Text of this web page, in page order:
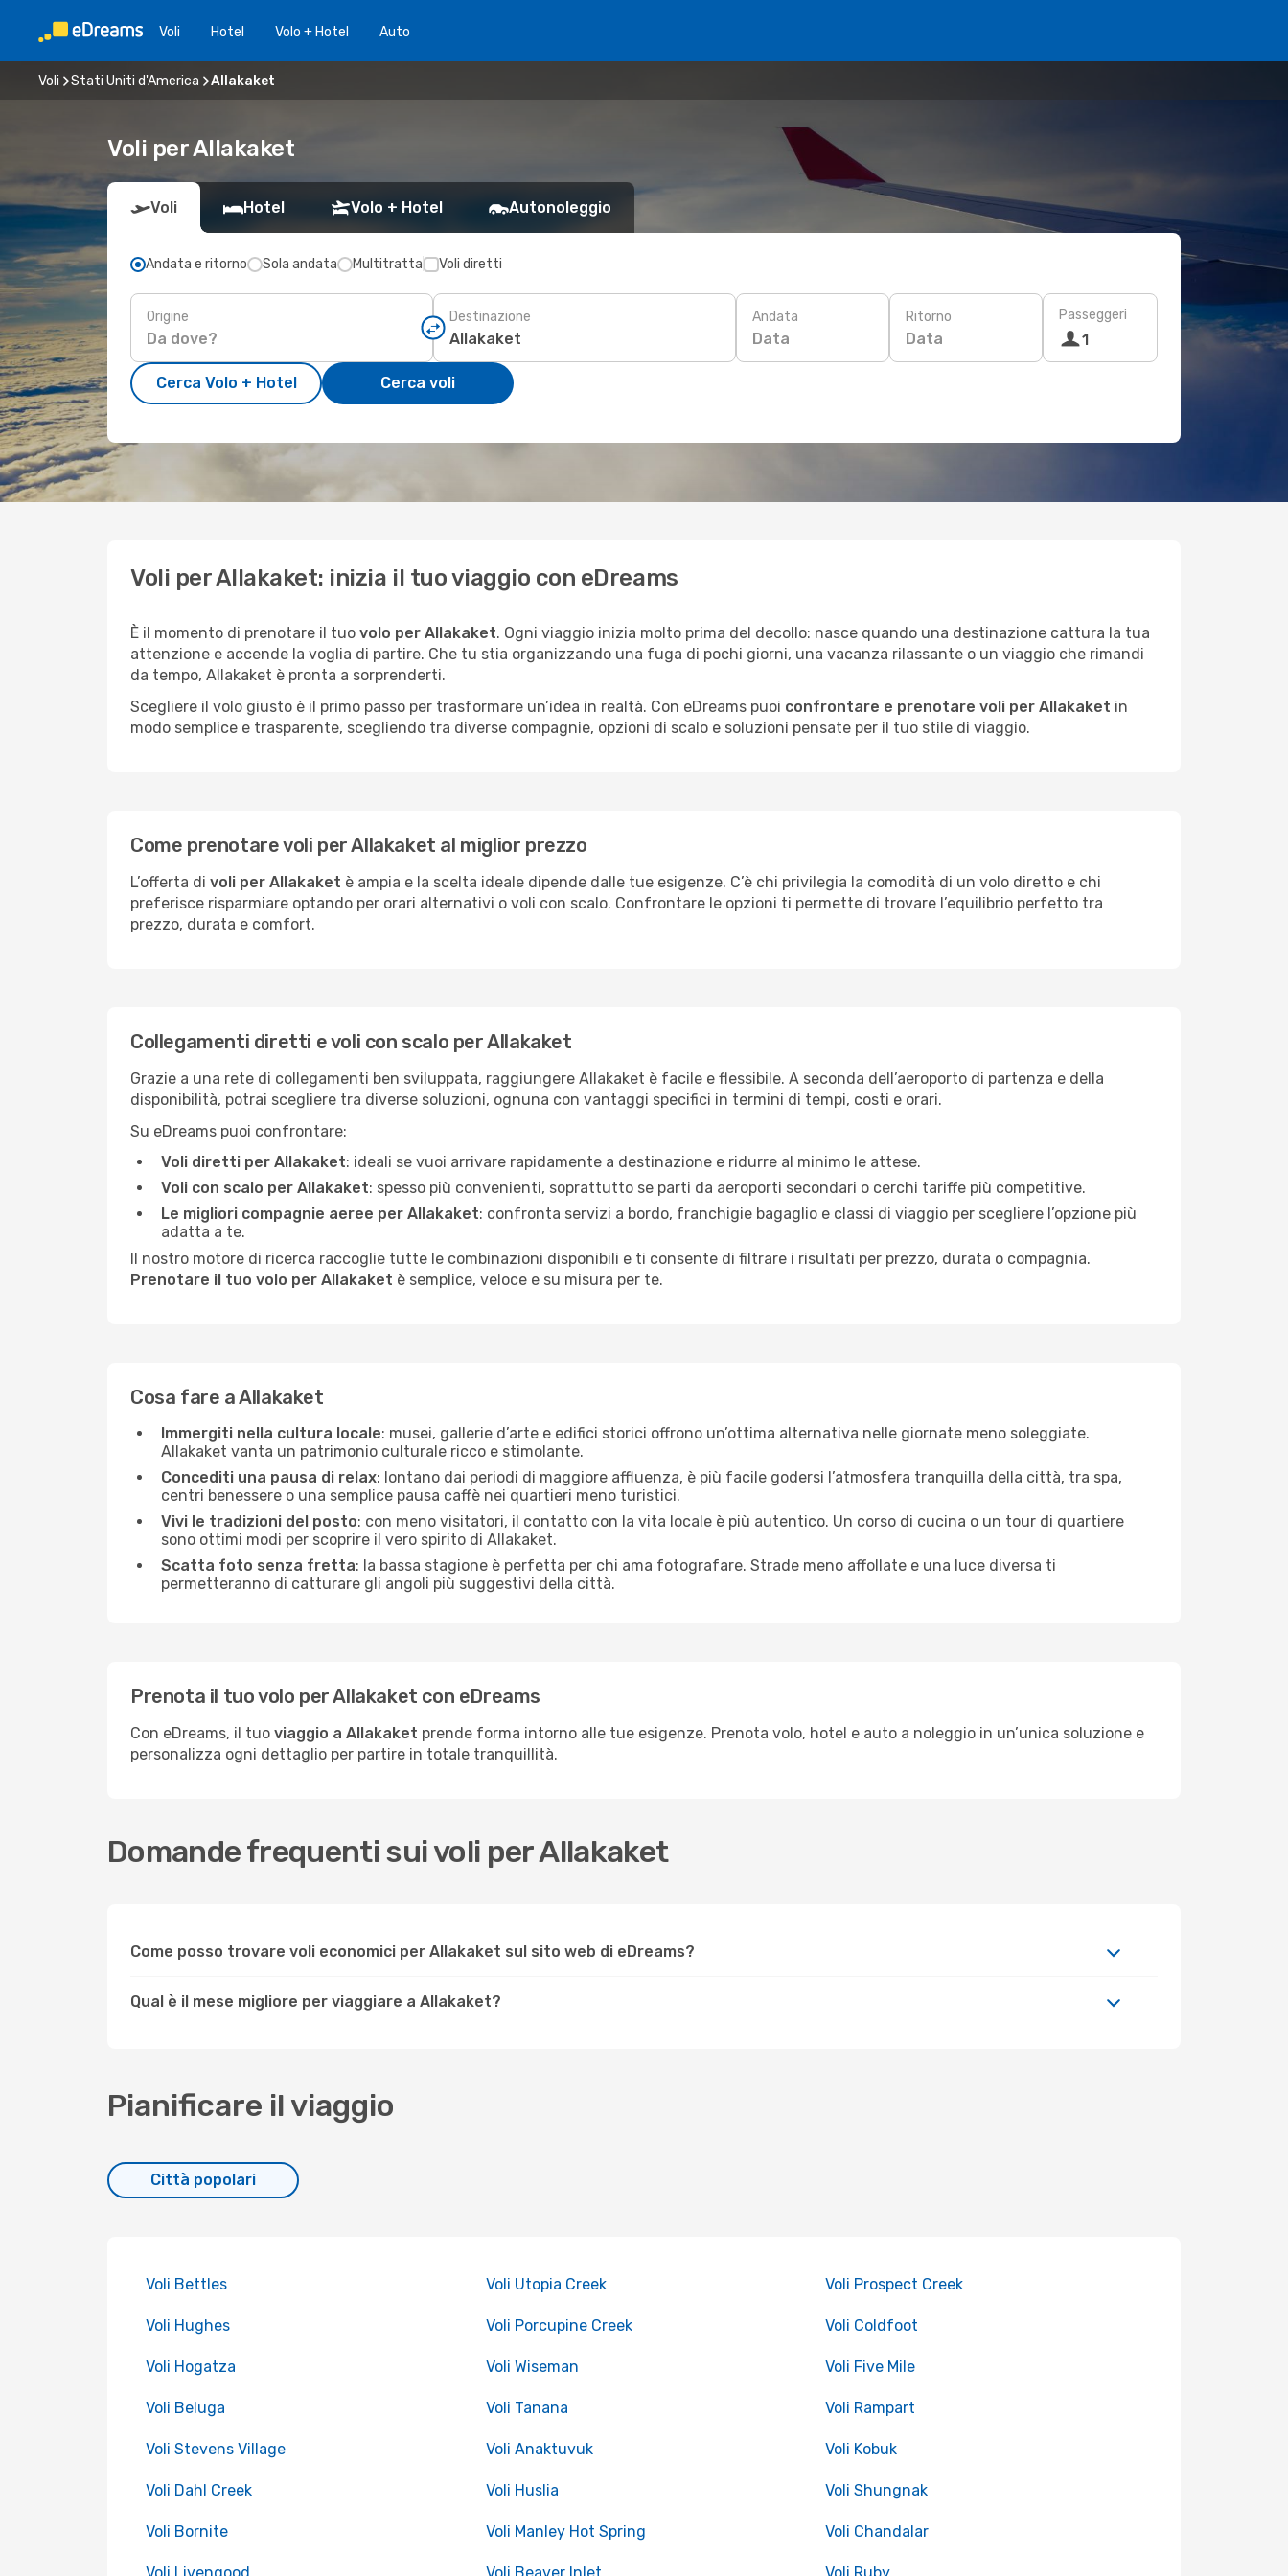
Voli Hotel Volo + Hotel Auto
Voli Stati Uniti d'America Allakaket
Voli per Allakaket
Voli Hotel Volo + Hotel Autonoleggio
Andata e ritorno Sola andata Multitratta Voli diretti
Origine Destinazione Andata
Data
Ritorno
Data
Passeggeri
1
Cerca Volo + Hotel Cerca voli
Voli per Allakaket: inizia il tuo viaggio con eDreams
È il momento di prenotare il tuo volo per Allakaket. Ogni viaggio inizia molto prima del decollo: nasce quando una destinazione cattura la tua
attenzione e accende la voglia di partire. Che tu stia organizzando una fuga di pochi giorni, una vacanza rilassante o un viaggio che rimandi
da tempo, Allakaket è pronta a sorprenderti.
Scegliere il volo giusto è il primo passo per trasformare un’idea in realtà. Con eDreams puoi confrontare e prenotare voli per Allakaket in
modo semplice e trasparente, scegliendo tra diverse compagnie, opzioni di scalo e soluzioni pensate per il tuo stile di viaggio.
Come prenotare voli per Allakaket al miglior prezzo
L’offerta di voli per Allakaket è ampia e la scelta ideale dipende dalle tue esigenze. C’è chi privilegia la comodità di un volo diretto e chi
preferisce risparmiare optando per orari alternativi o voli con scalo. Confrontare le opzioni ti permette di trovare l’equilibrio perfetto tra
prezzo, durata e comfort.
Collegamenti diretti e voli con scalo per Allakaket
Grazie a una rete di collegamenti ben sviluppata, raggiungere Allakaket è facile e flessibile. A seconda dell’aeroporto di partenza e della
disponibilità, potrai scegliere tra diverse soluzioni, ognuna con vantaggi specifici in termini di tempi, costi e orari.
Su eDreams puoi confrontare:
Voli diretti per Allakaket: ideali se vuoi arrivare rapidamente a destinazione e ridurre al minimo le attese.
Voli con scalo per Allakaket: spesso più convenienti, soprattutto se parti da aeroporti secondari o cerchi tariffe più competitive.
Le migliori compagnie aeree per Allakaket: confronta servizi a bordo, franchigie bagaglio e classi di viaggio per scegliere l’opzione più
adatta a te.
Il nostro motore di ricerca raccoglie tutte le combinazioni disponibili e ti consente di filtrare i risultati per prezzo, durata o compagnia.
Prenotare il tuo volo per Allakaket è semplice, veloce e su misura per te.
Cosa fare a Allakaket
Immergiti nella cultura locale: musei, gallerie d’arte e edifici storici offrono un’ottima alternativa nelle giornate meno soleggiate.
Allakaket vanta un patrimonio culturale ricco e stimolante.
Concediti una pausa di relax: lontano dai periodi di maggiore affluenza, è più facile godersi l’atmosfera tranquilla della città, tra spa,
centri benessere o una semplice pausa caffè nei quartieri meno turistici.
Vivi le tradizioni del posto: con meno visitatori, il contatto con la vita locale è più autentico. Un corso di cucina o un tour di quartiere
sono ottimi modi per scoprire il vero spirito di Allakaket.
Scatta foto senza fretta: la bassa stagione è perfetta per chi ama fotografare. Strade meno affollate e una luce diversa ti
permetteranno di catturare gli angoli più suggestivi della città.
Prenota il tuo volo per Allakaket con eDreams
Con eDreams, il tuo viaggio a Allakaket prende forma intorno alle tue esigenze. Prenota volo, hotel e auto a noleggio in un’unica soluzione e
personalizza ogni dettaglio per partire in totale tranquillità.
Domande frequenti sui voli per Allakaket
Come posso trovare voli economici per Allakaket sul sito web di eDreams?
Qual è il mese migliore per viaggiare a Allakaket?
Pianificare il viaggio
Città popolari
Voli Bettles Voli Utopia Creek Voli Prospect Creek
Voli Hughes Voli Porcupine Creek Voli Coldfoot
Voli Hogatza Voli Wiseman Voli Five Mile
Voli Beluga Voli Tanana Voli Rampart
Voli Stevens Village Voli Anaktuvuk Voli Kobuk
Voli Dahl Creek Voli Huslia Voli Shungnak
Voli Bornite Voli Manley Hot Spring Voli Chandalar